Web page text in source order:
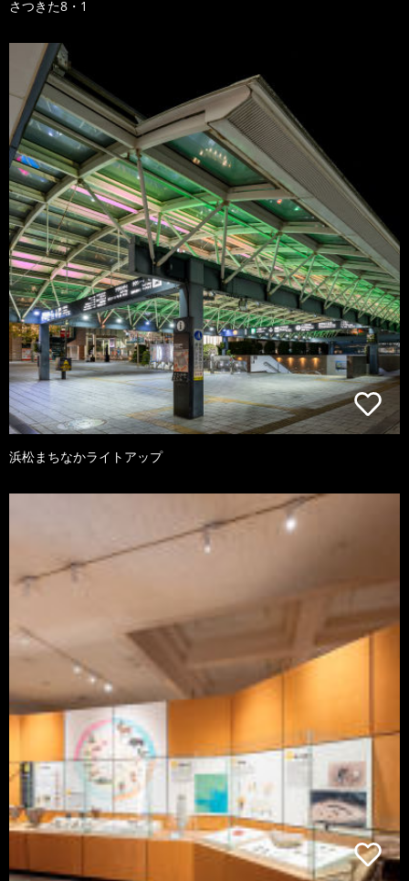
さつきた8・1
浜松まちなかライトアップ